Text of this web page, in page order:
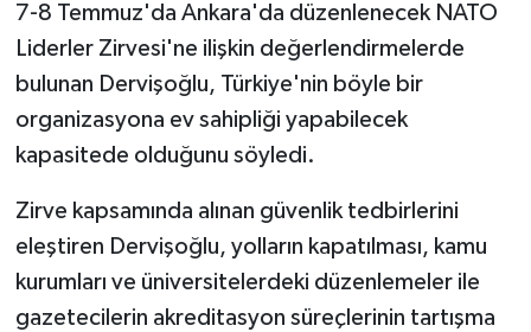
7-8 Temmuz'da Ankara'da düzenlenecek NATO
Liderler Zirvesi'ne ilişkin değerlendirmelerde
bulunan Dervişoğlu, Türkiye'nin böyle bir
organizasyona ev sahipliği yapabilecek
kapasitede olduğunu söyledi.
Zirve kapsamında alınan güvenlik tedbirlerini
eleştiren Dervişoğlu, yolların kapatılması, kamu
kurumları ve üniversitelerdeki düzenlemeler ile
gazetecilerin akreditasyon süreçlerinin tartışma